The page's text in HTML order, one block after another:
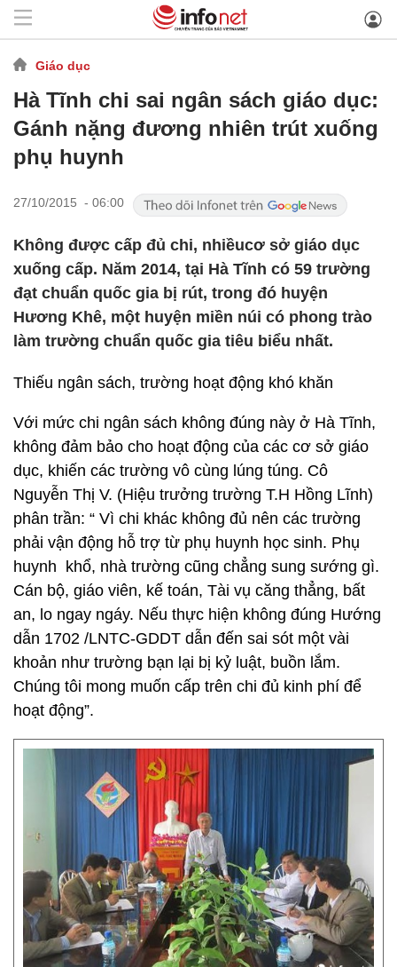
Giáo dục
Hà Tĩnh chi sai ngân sách giáo dục:
Gánh nặng đương nhiên trút xuống
phụ huynh
27/10/2015 - 06:00
Không được cấp đủ chi, nhiềucơ sở giáo dục
xuống cấp. Năm 2014, tại Hà Tĩnh có 59 trường
đạt chuẩn quốc gia bị rút, trong đó huyện
Hương Khê, một huyện miền núi có phong trào
làm trường chuẩn quốc gia tiêu biểu nhất.
Thiếu ngân sách, trường hoạt động khó khăn
Với mức chi ngân sách không đúng này ở Hà Tĩnh,
không đảm bảo cho hoạt động của các cơ sở giáo
dục, khiến các trường vô cùng lúng túng. Cô
Nguyễn Thị V. (Hiệu trưởng trường T.H Hồng Lĩnh)
phân trần: “ Vì chi khác không đủ nên các trường
phải vận động hỗ trợ từ phụ huynh học sinh. Phụ
huynh khổ, nhà trường cũng chẳng sung sướng gì.
Cán bộ, giáo viên, kế toán, Tài vụ căng thẳng, bất
an, lo ngay ngáy. Nếu thực hiện không đúng Hướng
dẫn 1702 /LNTC-GDDT dẫn đến sai sót một vài
khoản như trường bạn lại bị kỷ luật, buồn lắm.
Chúng tôi mong muốn cấp trên chi đủ kinh phí để
hoạt động”.